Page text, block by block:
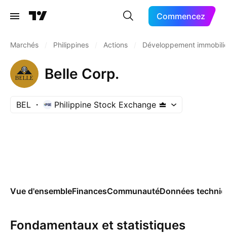
Commencez
Marchés Philippines Actions Développement
Belle Corp.
BEL Philippine Stock Exchange
Vue d'ensembleFinancesCommunautéDonnées
Fondamentaux et statistiques